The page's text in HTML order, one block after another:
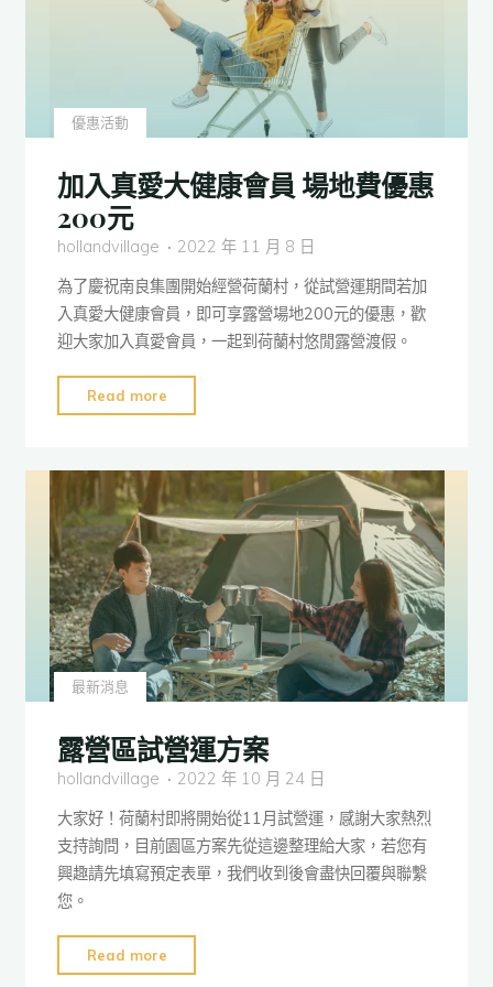
注
項
集
你
全
玩
樂"
優惠活動
加入真愛大健康會員 場地費優惠
200元
hollandvillage
2022 年 11 月 8 日
為了慶祝南良集團開始經營荷蘭村，從試營運期間若加
入真愛大健康會員，即可享露營場地200元的優惠，歡
迎大家加入真愛會員，一起到荷蘭村悠閒露營渡假。
Read more
入
愛
大
健
康
會
員
場
地
費
惠
200
元"
最新消息
露營區試營運方案
hollandvillage
2022 年 10 月 24 日
大家好！荷蘭村即將開始從11月試營運，感謝大家熱烈
支持詢問，目前園區方案先從這邊整理給大家，若您有
興趣請先填寫預定表單，我們收到後會盡快回覆與聯繫
您。
Read more
營